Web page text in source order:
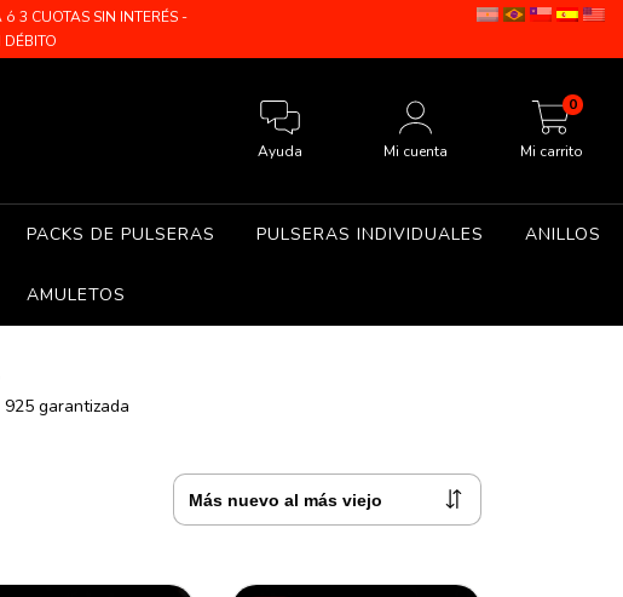
3 CUOTAS SIN INTERÉS -
Ayuda Mi cuenta Mi carrito
0
PACKS DE PULSERAS PULSERAS INDIVIDUALES ANILLOS
AMULETOS
garantizada